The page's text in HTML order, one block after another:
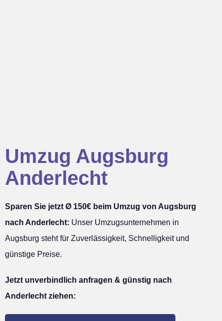
Umzug Augsburg
Anderlecht
Sparen Sie jetzt Ø 150€ beim Umzug von Augsburg
nach Anderlecht: Unser Umzugsunternehmen in
Augsburg steht für Zuverlässigkeit, Schnelligkeit und
günstige Preise.
Jetzt unverbindlich anfragen & günstig nach
Anderlecht ziehen: